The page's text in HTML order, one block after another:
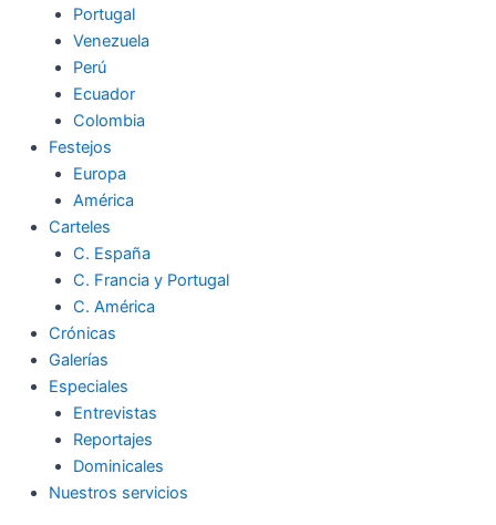
Portugal
Venezuela
Perú
Ecuador
Colombia
Festejos
Europa
América
Carteles
C. España
C. Francia y Portugal
C. América
Crónicas
Galerías
Especiales
Entrevistas
Reportajes
Dominicales
Nuestros servicios